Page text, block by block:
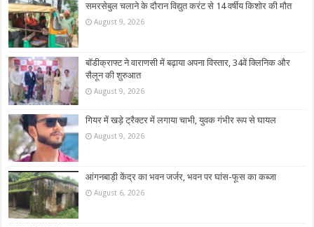
समरसेबुल चलाने के दौरान विद्युत करंट से 14 वर्षीय किशोर की मौत
August 9, 2026
बॉडीक्राफ्ट ने वाराणसी में बढ़ाया अपना विस्तार, 34वें क्लिनिक और
सैलून की शुरुआत
August 9, 2026
गियर में खड़े ट्रैक्टर में लगाया चाभी, युवक गंभीर रूप से घायल
August 9, 2026
आंगनबाड़ी केंद्र का भवन जर्जर, भवन पर घांस-फूस का कब्जा
August 6, 2026